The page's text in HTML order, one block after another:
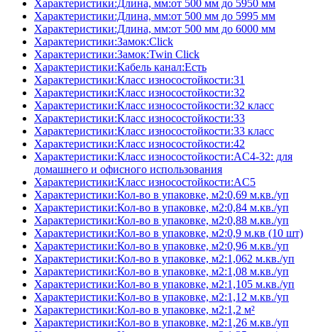
Характеристики:Длина, мм:от 500 мм до 5950 мм
Характеристики:Длина, мм:от 500 мм до 5995 мм
Характеристики:Длина, мм:от 500 мм до 6000 мм
Характеристики:Замок:Click
Характеристики:Замок:Twin Click
Характеристики:Кабель канал:Есть
Характеристики:Класс износостойкости:31
Характеристики:Класс износостойкости:32
Характеристики:Класс износостойкости:32 класс
Характеристики:Класс износостойкости:33
Характеристики:Класс износостойкости:33 класс
Характеристики:Класс износостойкости:42
Характеристики:Класс износостойкости:AC4-32: для
домашнего и офисного использования
Характеристики:Класс износостойкости:AC5
Характеристики:Кол-во в упаковке, м2:0,69 м.кв./уп
Характеристики:Кол-во в упаковке, м2:0,84 м.кв./уп
Характеристики:Кол-во в упаковке, м2:0,88 м.кв./уп
Характеристики:Кол-во в упаковке, м2:0,9 м.кв (10 шт)
Характеристики:Кол-во в упаковке, м2:0,96 м.кв./уп
Характеристики:Кол-во в упаковке, м2:1,062 м.кв./уп
Характеристики:Кол-во в упаковке, м2:1,08 м.кв./уп
Характеристики:Кол-во в упаковке, м2:1,105 м.кв./уп
Характеристики:Кол-во в упаковке, м2:1,12 м.кв./уп
Характеристики:Кол-во в упаковке, м2:1,2 м²
Характеристики:Кол-во в упаковке, м2:1,26 м.кв./уп